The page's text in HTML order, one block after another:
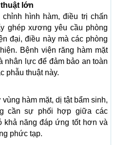
lớn
hình hàm, điều trị chấn
ghép xương yêu cầu phòng
đại, điều này mà các phòng
Bệnh viện răng hàm mặt
nhân lực để đảm bảo an toàn
phẫu thuật này.
hàm mặt, dị tật bẩm sinh,
cần sự phối hợp giữa các
khả năng đáp ứng tốt hơn và
phức tạp.